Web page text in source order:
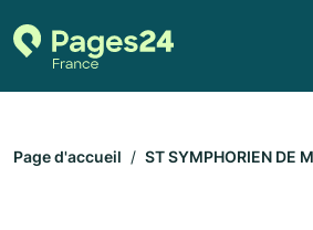
Page d'accueil ST SYMPHORIEN DE